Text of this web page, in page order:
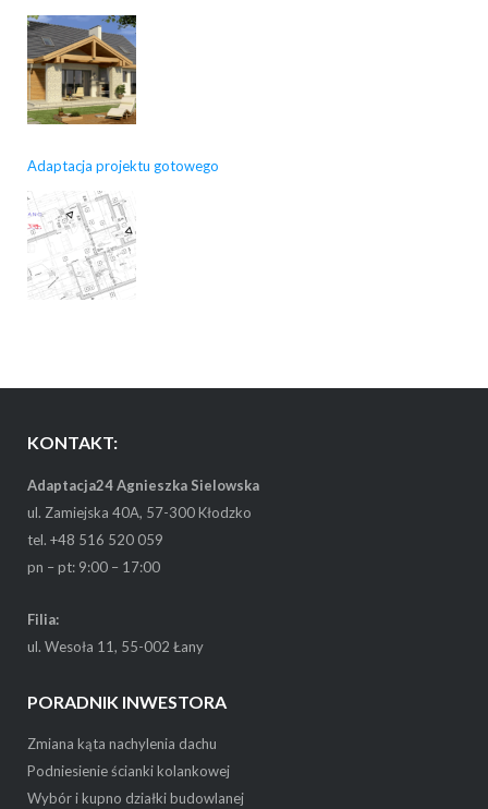
Adaptacja projektu gotowego
KONTAKT:
Adaptacja24 Agnieszka Sielowska
ul. Zamiejska 40A, 57-300 Kłodzko
tel. +48 516 520 059
pn – pt: 9:00 – 17:00
Filia:
ul. Wesoła 11, 55-002 Łany
PORADNIK INWESTORA
Zmiana kąta nachylenia dachu
Podniesienie ścianki kolankowej
Wybór i kupno działki budowlanej